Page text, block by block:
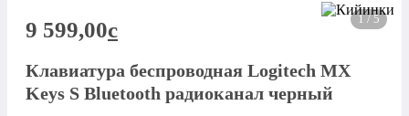
1 / 5
9 599,00c
Клавиатура беспроводная Logitech MX
Keys S Bluetooth радиоканал черный